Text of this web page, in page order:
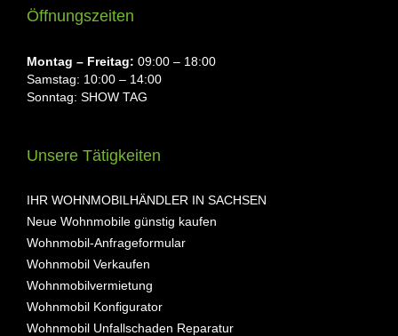
Öffnungszeiten
Montag ⁠– Freitag: 09:00 – 18:00
Samstag: 10:00 – 14:00
Sonntag: SHOW TAG
Unsere Tätigkeiten
IHR WOHNMOBILHÄNDLER IN SACHSEN
Neue Wohnmobile günstig kaufen
Wohnmobil-Anfrageformular
Wohnmobil Verkaufen
Wohnmobilvermietung
Wohnmobil Konfigurator
Wohnmobil Unfallschaden Reparatur